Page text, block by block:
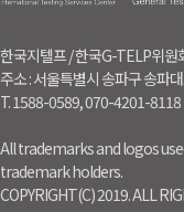
한국지텔프 / 한국G-TELP위
주소 : 서울특별시 송파구 송파
T. 1588-0589, 070-4201-
All trademarks and logos
trademark holders.
COPYRIGHT(C) 2019. ALL